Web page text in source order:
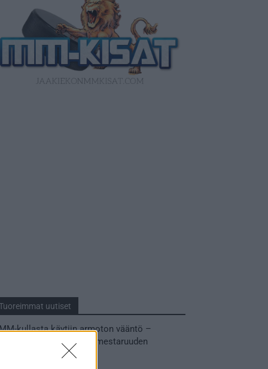
uutiset
kullasta käytiin armoton vääntö –
Leijonat voitti maailmanmestaruuden